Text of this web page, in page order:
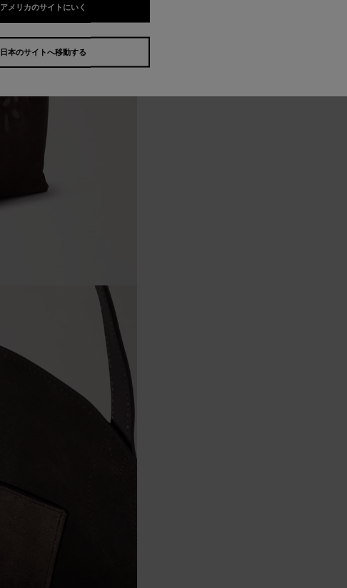
アメリカのサイトにいく
日本のサイトへ移動する